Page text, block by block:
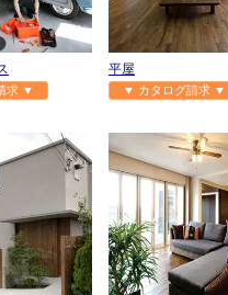
求 ▼
平屋
▼ カタログ請求 ▼